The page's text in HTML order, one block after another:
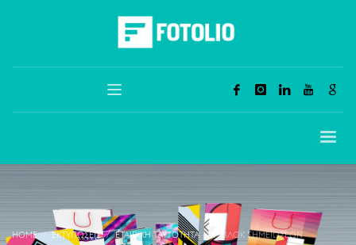
HOME ΕΚΤΥΠΏΣΕΙΣ ΕΤΑΙΡΙΚΉ ΤΑΥΤΌΤΗΤΑ ΜΠΛΟΚ ΣΗΜΕΙΏΣΕΩΝ